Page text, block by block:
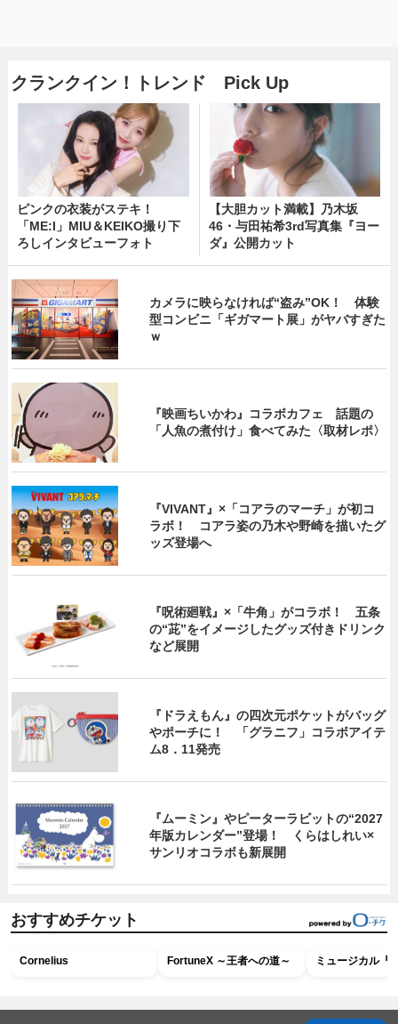
クランクイン！トレンド Pick Up
ピンクの衣装がステキ！
「ME:I」MIU＆KEIKO撮り下
ろしインタビューフォト
【大胆カット満載】乃木坂
46・与田祐希3rd写真集『ヨー
ダ』公開カット
カメラに映らなければ“盗み”OK！ 体験
型コンビニ「ギガマート展」がヤバすぎた
ｗ
『映画ちいかわ』コラボカフェ 話題の
「人魚の煮付け」食べてみた〈取材レポ〉
『VIVANT』×「コアラのマーチ」が初コ
ラボ！ コアラ姿の乃木や野崎を描いたグ
ッズ登場へ
『呪術廻戦』×「牛角」がコラボ！ 五条
の“茈”をイメージしたグッズ付きドリンク
など展開
『ドラえもん』の四次元ポケットがバッグ
やポーチに！ 「グラニフ」コラボアイテ
ム8．11発売
『ムーミン』やピーターラビットの“2027
年版カレンダー”登場！ くらはしれい×
サンリオコラボも新展開
おすすめチケット
Cornelius FortuneX ～王者への道～ ミュージカル『